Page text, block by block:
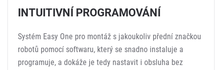
INTUITIVNÍ PROGRAMOVÁNÍ
Systém Easy One pro montáž s jakoukoliv přední značkou
robotů pomocí softwaru, který se snadno instaluje a
programuje, a dokáže je tedy nastavit i obsluha bez